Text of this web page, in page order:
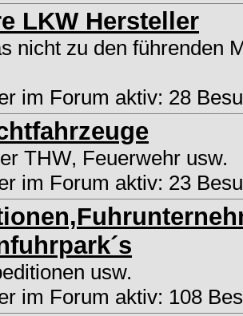
LKW Hersteller
nicht zu den führenden
im Forum aktiv: 28
THW, Feuerwehr usw.
im Forum aktiv: 23
usw.
im Forum aktiv: 108